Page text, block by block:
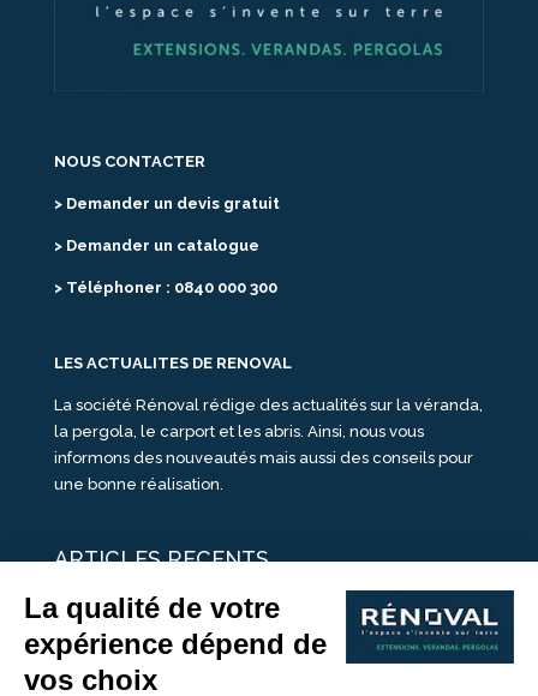
NOUS CONTACTER
> Demander un devis gratuit
> Demander un catalogue
> Téléphoner : 0840 000 300
LES ACTUALITES DE RENOVAL
La société Rénoval rédige des actualités sur la véranda,
la pergola, le carport et les abris. Ainsi, nous vous
informons des nouveautés mais aussi des conseils pour
une bonne réalisation.
ARTICLES RECENTS
25 idées de vérandas design
Un été pour une véranda
Portes Ouvertes Véranda Extension Suisse | 26-27 Juin